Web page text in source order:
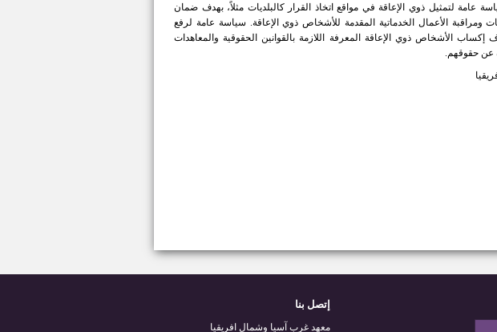
لتمثیل ذوي الإعاقة في مواقع اتخاذ القرار كالبلديات مثلاً، بهدف ضمان
ومراقبة الأعمال الخدماتية المقدمة للأشخاص ذوي الإعاقة. سياسة عامة لرفع
إكساب الأشخاص ذوي الإعاقة المعرفة اللازمة بالقوانین الحقوقية والمعاھدات
عن حقوقهم.
إتصل بنا
معهد غرب آسيا وشمال افريقيا